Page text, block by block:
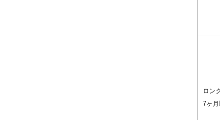
ロン
7ヶ